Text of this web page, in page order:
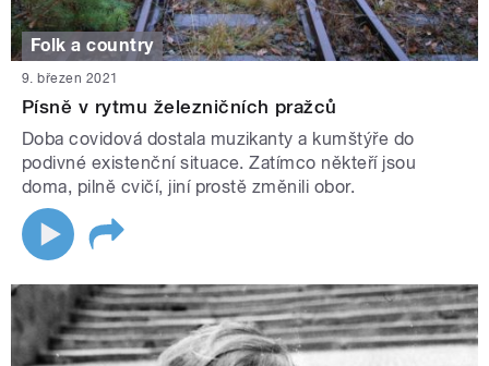
Folk a country
9. březen 2021
Písně v rytmu železničních pražců
Doba covidová dostala muzikanty a kumštýře do
podivné existenční situace. Zatímco někteří jsou
doma, pilně cvičí, jiní prostě změnili obor.